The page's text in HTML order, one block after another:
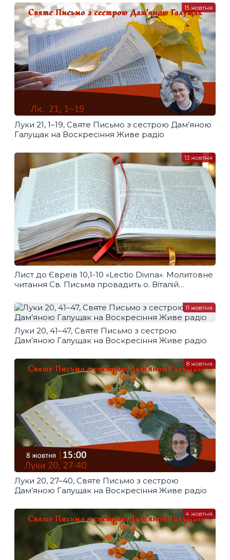
Луки 21, 1–19, Святе Письмо з сестрою Дам’яною
Галущак​ на Воскресіння Живе радіо
15 жовтня
Лист до Євреїв 10,1-10 «Lectio Divina». Молитовне
читання Св. Письма провадить о. Віталій
13 жовтня
Луки 20, 41–47, Святе Письмо з сестрою
Дам’яною Галущак​ на Воскресіння Живе радіо
11 жовтня
Луки 20, 27–40, Святе Письмо з сестрою
Дам’яною Галущак​ на Воскресіння Живе радіо
8 жовтня
4 жовтня